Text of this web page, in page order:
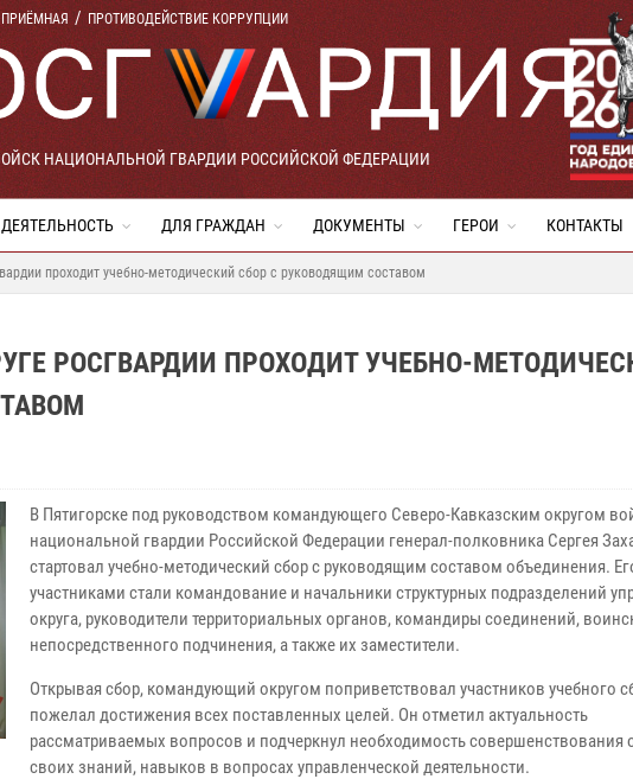
ПРОТИВОДЕЙСТВИЕ КОРРУПЦИИ
НАЦИОНАЛЬНОЙ ГВАРДИИ РОССИЙСКОЙ ФЕДЕРАЦИИ
ДЕЯТЕЛЬНОСТЬ ДЛЯ ГРАЖДАН ДОКУМЕНТЫ ГЕРОИ КОНТАКТЫ
проходит учебно-методический сбор с руководящим составом
РОСГВАРДИИ ПРОХОДИТ УЧЕБНО-
В Пятигорске под руководством командующего Северо-Кавказским округом
национальной гвардии Российской Федерации генерал-полковника Сергея
стартовал учебно-методический сбор с руководящим составом объединения.
участниками стали командование и начальники структурных подразделений
округа, руководители территориальных органов, командиры соединений,
непосредственного подчинения, а также их заместители.
Открывая сбор, командующий округом поприветствовал участников учебного
пожелал достижения всех поставленных целей. Он отметил актуальность
рассматриваемых вопросов и подчеркнул необходимость совершенствования
своих знаний, навыков в вопросах управленческой деятельности.